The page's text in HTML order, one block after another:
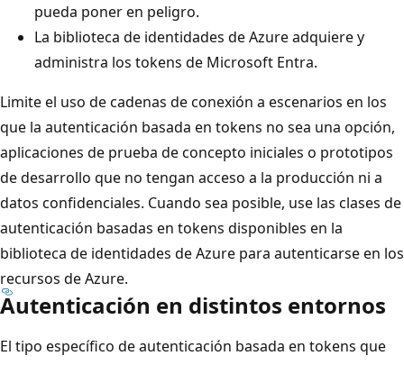
pueda poner en peligro.
La biblioteca de identidades de Azure adquiere y
administra los tokens de Microsoft Entra.
Limite el uso de cadenas de conexión a escenarios en los
que la autenticación basada en tokens no sea una opción,
aplicaciones de prueba de concepto iniciales o prototipos
de desarrollo que no tengan acceso a la producción ni a
datos confidenciales. Cuando sea posible, use las clases de
autenticación basadas en tokens disponibles en la
biblioteca de identidades de Azure para autenticarse en los
recursos de Azure.
Autenticación en distintos entornos
El tipo específico de autenticación basada en tokens que